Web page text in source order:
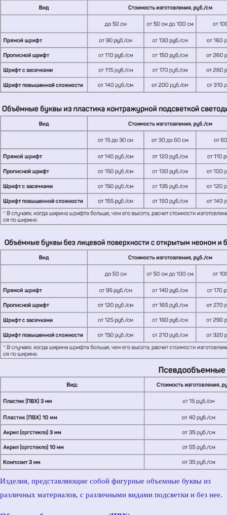
Изделия, представляющие собой фигурные объемные буквы из
различных материалов, с различными видами подсветки и без нее.